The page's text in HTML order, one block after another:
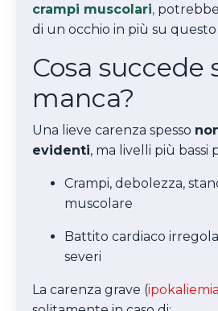
crampi muscolari,
di un occhio in più su
Cosa succede
manca?
Una lieve carenza spesso
evidenti, ma livelli più bassi
Crampi, debolezza,
muscolare
Battito cardiaco
severi
La carenza grave (ipokaliemia